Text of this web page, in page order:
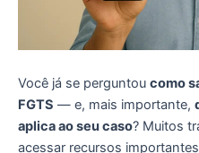
Você já se perguntou como
FGTS — e, mais importante,
aplica ao seu caso? Muitos
acessar recursos